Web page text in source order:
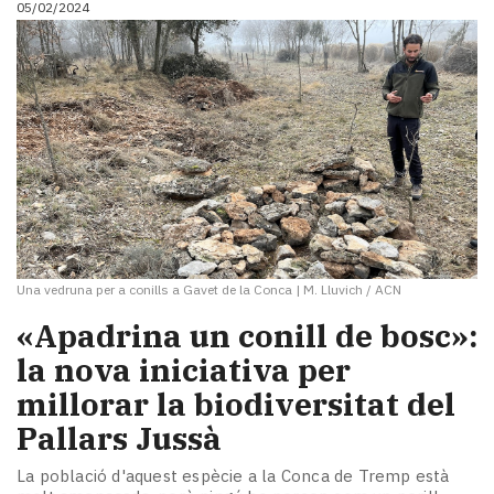
i
turisme
Cultura
Esports
Mai
tant!
TV
i
mitjans
El
temps
Reportatges
Entrevistes
Enquestes
A
escena!
Dis
la
teva!
05/02/2024
Una vedruna per a conills a Gavet de la Conca | M. Lluvich / ACN
«Apadrina un conill de bosc»:
la nova iniciativa per
millorar la biodiversitat del
Pallars Jussà
La població d'aquest espècie a la Conca de Tremp està